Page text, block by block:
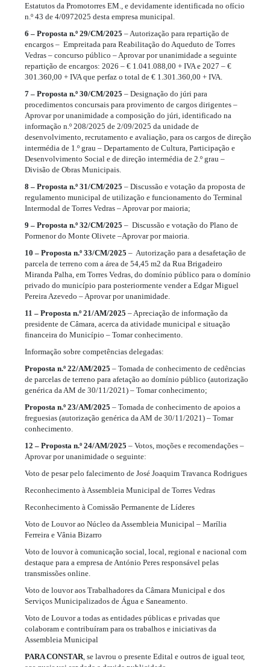
Estatutos da Promotorres EM., e devidamente identificada no ofício
n.º 43 de 4/0972025 desta empresa municipal.
6 – Proposta n.º 29/CM/2025 – Autorização para repartição de
encargos – Empreitada para Reabilitação do Aqueduto de Torres
Vedras – concurso público – Aprovar por unanimidade a seguinte
repartição de encargos: 2026 – € 1.041.088,00 + IVA e 2027 – €
301.360,00 + IVA que perfaz o total de € 1.301.360,00 + IVA.
7 – Proposta n.º 30/CM/2025 – Designação do júri para
procedimentos concursais para provimento de cargos dirigentes –
Aprovar por unanimidade a composição do júri, identificado na
informação n.º 208/2025 de 2/09/2025 da unidade de
desenvolvimento, recrutamento e avaliação, para os cargos de direção
intermédia de 1.º grau – Departamento de Cultura, Participação e
Desenvolvimento Social e de direção intermédia de 2.º grau –
Divisão de Obras Municipais.
8 – Proposta n.º 31/CM/2025 – Discussão e votação da proposta de
regulamento municipal de utilização e funcionamento do Terminal
Intermodal de Torres Vedras – Aprovar por maioria;
9 – Proposta n.º 32/CM/2025 – Discussão e votação do Plano de
Pormenor do Monte Olivete –Aprovar por maioria.
10 – Proposta n.º 33/CM/2025 – Autorização para a desafetação de
parcela de terreno com a área de 54,45 m2 da Rua Brigadeiro
Miranda Palha, em Torres Vedras, do domínio público para o domínio
privado do município para posteriormente vender a Edgar Miguel
Pereira Azevedo – Aprovar por unanimidade.
11 – Proposta n.º 21/AM/2025 – Apreciação de informação da
presidente de Câmara, acerca da atividade municipal e situação
financeira do Município – Tomar conhecimento.
Informação sobre competências delegadas:
Proposta n.º 22/AM/2025 – Tomada de conhecimento de cedências
de parcelas de terreno para afetação ao domínio público (autorização
genérica da AM de 30/11/2021) – Tomar conhecimento;
Proposta n.º 23/AM/2025 – Tomada de conhecimento de apoios a
freguesias (autorização genérica da AM de 30/11/2021) – Tomar
conhecimento.
12 – Proposta n.º 24/AM/2025 – Votos, moções e recomendações –
Aprovar por unanimidade o seguinte:
Voto de pesar pelo falecimento de José Joaquim Travanca Rodrigues
Reconhecimento à Assembleia Municipal de Torres Vedras
Reconhecimento à Comissão Permanente de Líderes
Voto de Louvor ao Núcleo da Assembleia Municipal – Marília
Ferreira e Vânia Bizarro
Voto de louvor à comunicação social, local, regional e nacional com
destaque para a empresa de António Peres responsável pelas
transmissões online.
Voto de louvor aos Trabalhadores da Câmara Municipal e dos
Serviços Municipalizados de Água e Saneamento.
Voto de Louvor a todas as entidades públicas e privadas que
colaboram e contribuíram para os trabalhos e iniciativas da
Assembleia Municipal
PARA CONSTAR , se lavrou o presente Edital e outros de igual teor,